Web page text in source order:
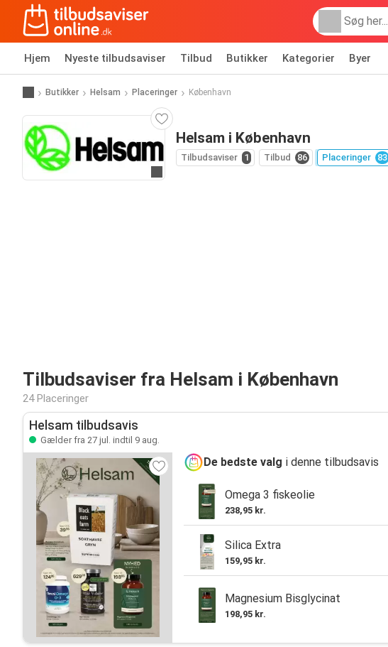
Hjem Nyeste tilbudsaviser Tilbud Butikker Kategorier Byer
Butikker Helsam Placeringer København
Helsam i København
Tilbudsaviser 1 Tilbud 86 Placeringer 83
Tilbudsaviser fra Helsam i København
24 Placeringer
Helsam tilbudsavis
Gælder fra 27 jul. indtil 9 aug.
De bedste valg i denne tilbudsavis
Omega 3 fiskeolie
238,95 kr.
Silica Extra
159,95 kr.
Magnesium Bisglycinat
198,95 kr.